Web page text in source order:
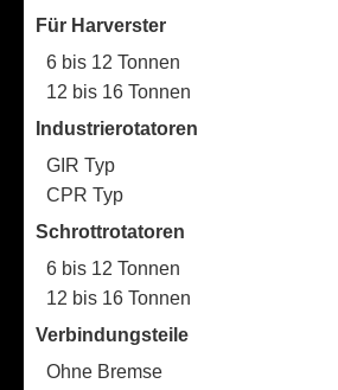
Für Harverster
6 bis 12 Tonnen
12 bis 16 Tonnen
Industrierotatoren
GIR Typ
CPR Typ
Schrottrotatoren
6 bis 12 Tonnen
12 bis 16 Tonnen
Verbindungsteile
Ohne Bremse